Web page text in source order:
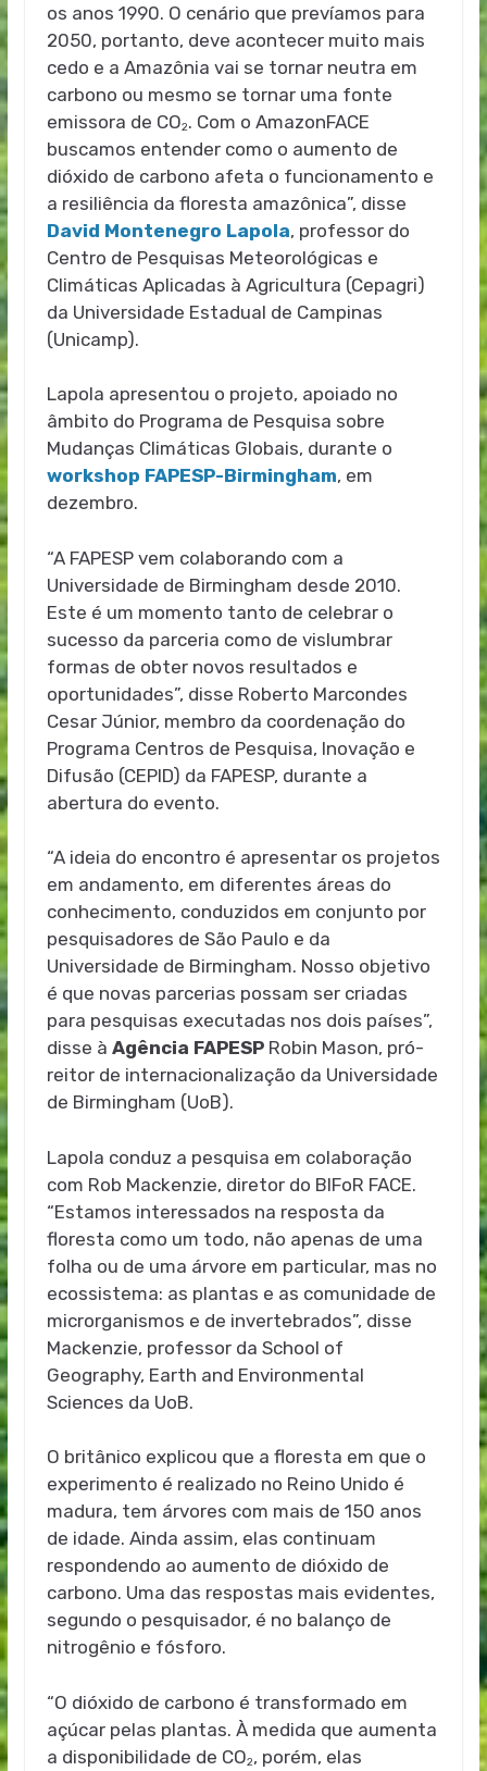
os anos 1990. O cenário que prevíamos para
2050, portanto, deve acontecer muito mais
cedo e a Amazônia vai se tornar neutra em
carbono ou mesmo se tornar uma fonte
emissora de CO2. Com o AmazonFACE
buscamos entender como o aumento de
dióxido de carbono afeta o funcionamento e
a resiliência da floresta amazônica”, disse
David Montenegro Lapola, professor do
Centro de Pesquisas Meteorológicas e
Climáticas Aplicadas à Agricultura (Cepagri)
da Universidade Estadual de Campinas
(Unicamp).
Lapola apresentou o projeto, apoiado no
âmbito do Programa de Pesquisa sobre
Mudanças Climáticas Globais, durante o
workshop FAPESP-Birmingham, em
dezembro.
“A FAPESP vem colaborando com a
Universidade de Birmingham desde 2010.
Este é um momento tanto de celebrar o
sucesso da parceria como de vislumbrar
formas de obter novos resultados e
oportunidades”, disse Roberto Marcondes
Cesar Júnior, membro da coordenação do
Programa Centros de Pesquisa, Inovação e
Difusão (CEPID) da FAPESP, durante a
abertura do evento.
“A ideia do encontro é apresentar os projetos
em andamento, em diferentes áreas do
conhecimento, conduzidos em conjunto por
pesquisadores de São Paulo e da
Universidade de Birmingham. Nosso objetivo
é que novas parcerias possam ser criadas
para pesquisas executadas nos dois países”,
disse à Agência FAPESPRobin Mason, pró-
reitor de internacionalização da Universidade
de Birmingham (UoB).
Lapola conduz a pesquisa em colaboração
com Rob Mackenzie, diretor do BIFoR FACE.
“Estamos interessados na resposta da
floresta como um todo, não apenas de uma
folha ou de uma árvore em particular, mas no
ecossistema: as plantas e as comunidade de
microrganismos e de invertebrados”, disse
Mackenzie, professor da School of
Geography, Earth and Environmental
Sciences da UoB.
O britânico explicou que a floresta em que o
experimento é realizado no Reino Unido é
madura, tem árvores com mais de 150 anos
de idade. Ainda assim, elas continuam
respondendo ao aumento de dióxido de
carbono. Uma das respostas mais evidentes,
segundo o pesquisador, é no balanço de
nitrogênio e fósforo.
“O dióxido de carbono é transformado em
açúcar pelas plantas. À medida que aumenta
a disponibilidade de CO2, porém, elas